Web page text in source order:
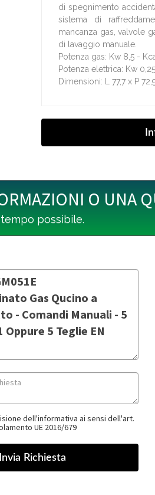
di spegnimento
sistema di
mancanza gas, valvole
di lavaggio manuale.
Potenza gas: Kw 8,5 -
Potenza elettrica: Kw
Dimensioni: L 77,7 x P
O UNA
possibile.
dell'informativa ai sensi dell'art.
UE 2016/679